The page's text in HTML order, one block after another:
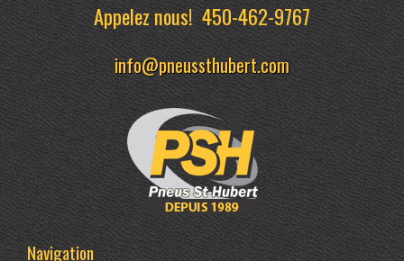
Appelez nous!450-462-9767
info@pneussthubert.com
Navigation